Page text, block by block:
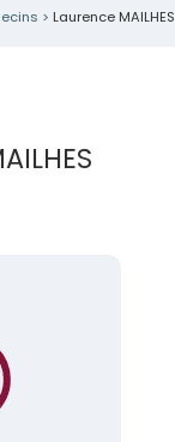
> Laurence MAILHES